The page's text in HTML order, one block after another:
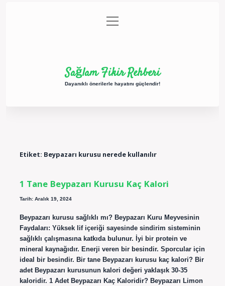
Gizlilik Politikası
menüyü
aç
Sağlam Fikir Rehberi
Dayanıklı önerilerle hayatını güçlendir!
Etiket: Beypazarı kurusu nerede kullanılır
1 Tane Beypazarı Kurusu Kaç Kalori
Tarih: Aralık 19, 2024
Beypazarı kurusu sağlıklı mı? Beypazarı Kuru Meyvesinin
Faydaları: Yüksek lif içeriği sayesinde sindirim sisteminin
sağlıklı çalışmasına katkıda bulunur. İyi bir protein ve
mineral kaynağıdır. Enerji veren bir besindir. Sporcular için
ideal bir besindir. Bir tane Beypazarı kurusu kaç kalori? Bir
adet Beypazarı kurusunun kalori değeri yaklaşık 30-35
kaloridir. 1 Adet Beypazarı Kaç Kaloridir? Beypazarı Limon